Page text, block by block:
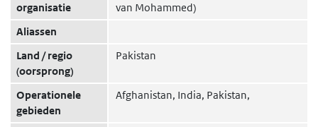
organisatie
van Mohammed)
Aliassen
Land / regio
(oorsprong)
Pakistan
Operationele
gebieden
Afghanistan, India, Pakistan,